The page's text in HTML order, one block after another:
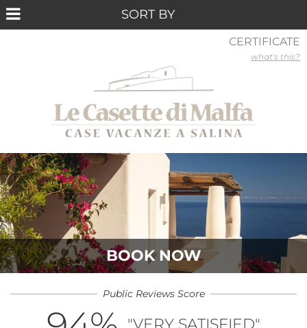
BOOK NOW
Public Reviews Score
"VERY SATISFIED"
CERTIFICATE
what's this?